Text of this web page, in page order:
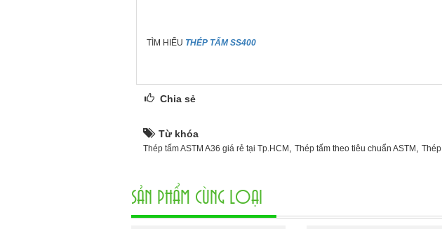
TÌM HIỂU THÉP TẤM SS400
Chia sẻ
Từ khóa
Thép tấm ASTM A36 giá rẻ tại Tp.HCM Thép tấm theo tiêu chuẩn ASTM
SẢN PHẨM CÙNG LOẠI